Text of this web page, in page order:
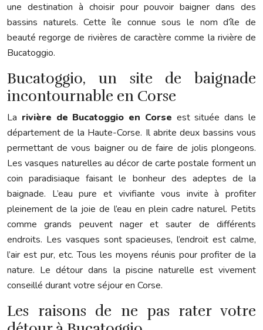
une destination à choisir pour pouvoir baigner dans des
bassins naturels. Cette île connue sous le nom d’île de
beauté regorge de rivières de caractère comme la rivière de
Bucatoggio.
Bucatoggio, un site de baignade
incontournable en Corse
La rivière de Bucatoggio en Corse est située dans le
département de la Haute-Corse. Il abrite deux bassins vous
permettant de vous baigner ou de faire de jolis plongeons.
Les vasques naturelles au décor de carte postale forment un
coin paradisiaque faisant le bonheur des adeptes de la
baignade. L’eau pure et vivifiante vous invite à profiter
pleinement de la joie de l’eau en plein cadre naturel. Petits
comme grands peuvent nager et sauter de différents
endroits. Les vasques sont spacieuses, l’endroit est calme,
l’air est pur, etc. Tous les moyens réunis pour profiter de la
nature. Le détour dans la piscine naturelle est vivement
conseillé durant votre séjour en Corse.
Les raisons de ne pas rater votre